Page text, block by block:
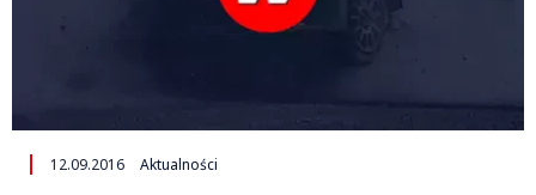
12.09.2016 Aktualności